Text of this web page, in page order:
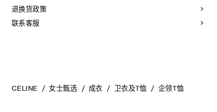
退换货政策
联系客服
CELINE 女士甄选 成衣 卫衣及T恤 企领T恤